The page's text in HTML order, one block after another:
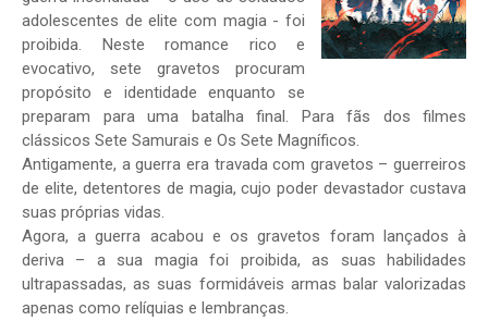
adolescentes de elite com magia - foi
proibida. Neste romance rico e
evocativo, sete gravetos procuram
propósito e identidade enquanto se
preparam para uma batalha final. Para fãs dos filmes
clássicos Sete Samurais e Os Sete Magníficos.
Antigamente, a guerra era travada com gravetos – guerreiros
de elite, detentores de magia, cujo poder devastador custava
suas próprias vidas.
Agora, a guerra acabou e os gravetos foram lançados à
deriva – a sua magia foi proibida, as suas habilidades
ultrapassadas, as suas formidáveis armas balar valorizadas
apenas como relíquias e lembranças.